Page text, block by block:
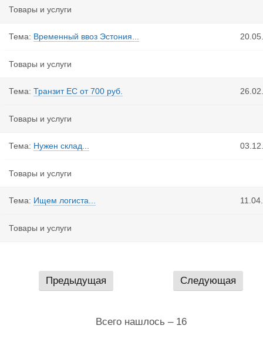
Товары и услуги
Тема: Временный ввоз Эстония...
Товары и услуги
Тема: Транзит ЕС от 700 руб.
Товары и услуги
Тема: Нужен склад...
Товары и услуги
Тема: Ищем логиста...
Товары и услуги
Предыдущая Следующая
Всего нашлось – 16